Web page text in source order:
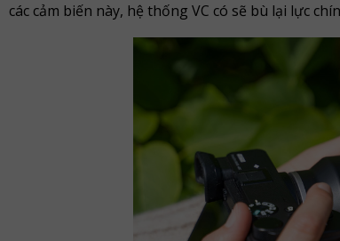
các cảm biến này, hệ thống VC có sẽ bù lại lực